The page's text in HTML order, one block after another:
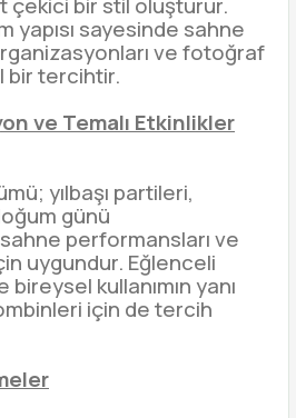
yapısı sayesinde sahne
ve fotoğraf
bir tercihtir.
ve Temalı Etkinlikler
yılbaşı partileri,
günü
performansları ve
uygundur. Eğlenceli
bireysel kullanımın yanı
için de tercih